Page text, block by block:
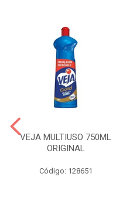
VEJA MULTIUSO 750ML
ORIGINAL
Código: 128651